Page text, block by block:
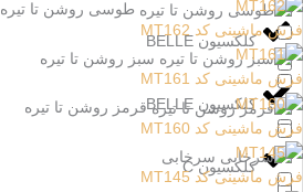
کلکسیون BELLE
کلکسیون BELLE
کلکسیون C
طوسی روشن تا تیره
سبز روشن تا تیره
قرمز روشن تا تیره
سرخابی
فرش ماشینی کد MT162
فرش ماشینی کد MT161
فرش ماشینی کد MT160
فرش ماشینی کد MT145